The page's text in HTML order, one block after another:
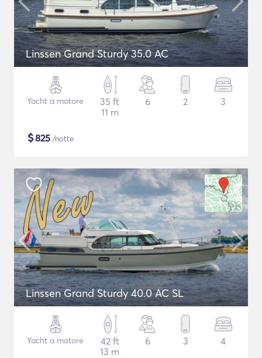
Linssen Grand Sturdy 35.0 AC
Yacht a motore
35 ft
11 m
6 2 3
$825 /notte
Linssen Grand Sturdy 40.0 AC SL
Yacht a motore
42 ft
13 m
6 3 4